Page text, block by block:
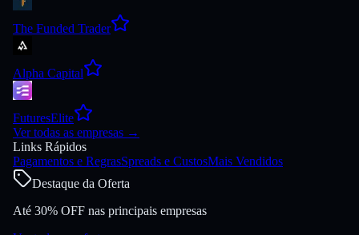
The Funded Trader
Alpha Capital
FuturesElite
Ver todas as empresas →
Links Rápidos
Pagamentos e RegrasSpreads e CustosMais Vendidos
Destaque da Oferta
Até 30% OFF nas principais empresas